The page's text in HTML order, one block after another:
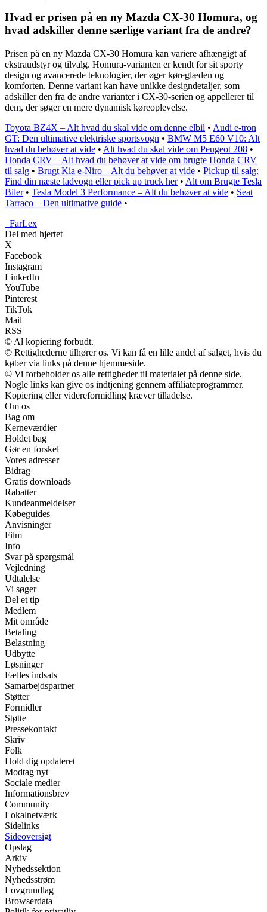
Hvad er prisen på en ny Mazda CX-30 Homura, og
hvad adskiller denne særlige variant fra de andre?
Prisen på en ny Mazda CX-30 Homura kan variere afhængigt af
ekstraudstyr og tilvalg. Homura-varianten er kendt for sit sporty
design og avancerede teknologier, der øger køreglæden og
komforten. Denne variant kan have unikke designdetaljer, som
adskiller den fra de andre varianter i CX-30-serien og appellerer til
dem, der søger en mere dynamisk køreoplevelse.
Toyota BZ4X – Alt hvad du skal vide om denne elbil • Audi e-tron
GT: Den ultimative elektriske sportsvogn • BMW M5 E60 V10: Alt
hvad du behøver at vide • Alt hvad du skal vide om Peugeot 208 •
Honda CRV – Alt hvad du behøver at vide om brugte Honda CRV
til salg • Brugt Kia e-Niro – Alt du behøver at vide • Pickup til salg:
Find din næste ladvogn eller pick up truck her• Alt om Brugte Tesla
Biler• Tesla Model 3 Performance – Alt du behøver at vide • Seat
Tarraco – Den ultimative guide •
FarLex
Del med hjertet
X
Facebook
Instagram
LinkedIn
YouTube
Pinterest
TikTok
Mail
RSS
© Al kopiering forbudt.
© Rettighederne tilhører os. Vi kan få en lille andel af salget, hvis du
køber via links på denne hjemmeside.
© Vi forbeholder os alle rettigheder til materialet på denne side.
Nogle links kan give os indtjening gennem affiliateprogrammer.
Kopiering eller videreformidling kræver tilladelse.
Om os
Bag om
Kerneværdier
Holdet bag
Gør en forskel
Vores adresser
Bidrag
Gratis downloads
Rabatter
Kundeanmeldelser
Købeguides
Anvisninger
Film
Info
Svar på spørgsmål
Vejledning
Udtalelse
Vi søger
Del et tip
Medlem
Mit område
Betaling
Belastning
Udbytte
Løsninger
Fælles indsats
Samarbejdspartner
Støtter
Formidler
Støtte
Pressekontakt
Skriv
Folk
Hold dig opdateret
Modtag nyt
Sociale medier
Informationsbrev
Community
Lokalnetværk
Sidelinks
Sideoversigt
Opslag
Arkiv
Nyhedssektion
Nyhedsstrøm
Lovgrundlag
Browserdata